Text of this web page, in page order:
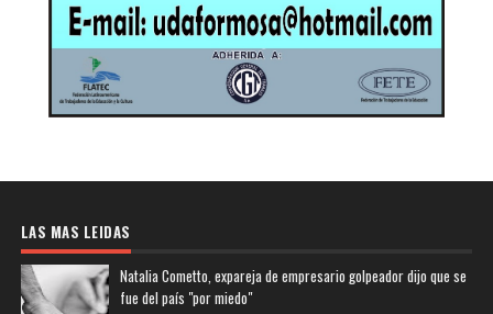
LAS MAS LEIDAS
Natalia Cometto, expareja de empresario golpeador dijo que se
fue del país "por miedo"